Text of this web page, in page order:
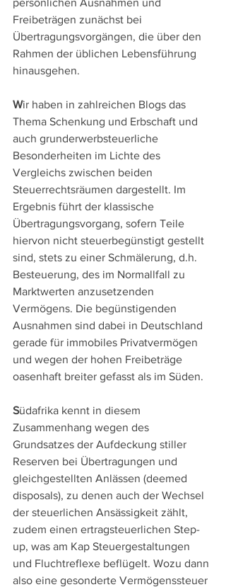
persönlichen Ausnahmen und
Freibeträgen zunächst bei
Übertragungsvorgängen, die über den
Rahmen der üblichen Lebensführung
hinausgehen.
Wir haben in zahlreichen Blogs das
Thema Schenkung und Erbschaft und
auch grunderwerbsteuerliche
Besonderheiten im Lichte des
Vergleichs zwischen beiden
Steuerrechtsräumen dargestellt. Im
Ergebnis führt der klassische
Übertragungsvorgang, sofern Teile
hiervon nicht steuerbegünstigt gestellt
sind, stets zu einer Schmälerung, d.h.
Besteuerung, des im Normallfall zu
Marktwerten anzusetzenden
Vermögens. Die begünstigenden
Ausnahmen sind dabei in Deutschland
gerade für immobiles Privatvermögen
und wegen der hohen Freibeträge
oasenhaft breiter gefasst als im Süden.
Südafrika kennt in diesem
Zusammenhang wegen des
Grundsatzes der Aufdeckung stiller
Reserven bei Übertragungen und
gleichgestellten Anlässen (deemed
disposals), zu denen auch der Wechsel
der steuerlichen Ansässigkeit zählt,
zudem einen ertragsteuerlichen Step-
up, was am Kap Steuergestaltungen
und Fluchtreflexe beflügelt. Wozu dann
also eine gesonderte Vermögenssteuer